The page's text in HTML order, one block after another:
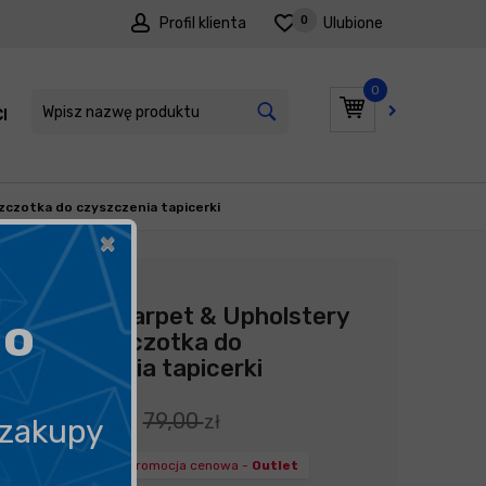
Profil klienta Ulubione
0
0
PROMOCJE
do czyszczenia tapicerki
Producent: Mothers
Mothers Carpet & Upholstery
Brush - szczotka do
czyszczenia tapicerki
59,25 zł 79,00zł
promocja cenowa - Outlet
×